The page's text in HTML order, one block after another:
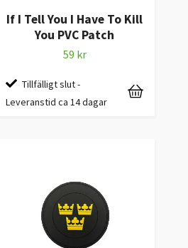
If I Tell You I Have To Kill
You PVC Patch
59 kr
Tillfälligt slut -
Leveranstid ca 14 dagar